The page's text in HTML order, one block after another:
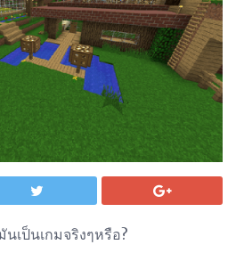
เป็นเกมจริงๆหรือ?